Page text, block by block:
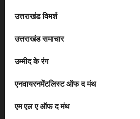
उत्तराखंड विमर्श
उत्तराखंड समाचार
उम्मीद के रंग
एनवायरनमेंटलिस्ट ऑफ द मंथ
एम एल ए ऑफ द मंथ